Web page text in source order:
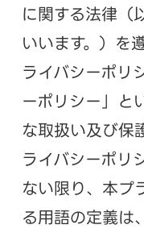
に関する法律（
いいます。）を
ライバシーポリ
ーポリシー」と
な取扱い及び保
ライバシーポリ
ない限り、本プ
る用語の定義は